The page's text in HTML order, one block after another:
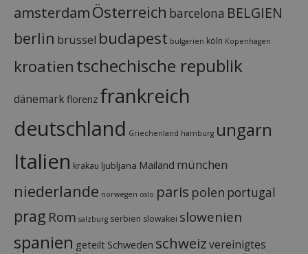
amsterdamÖsterreich barcelona BELGIEN
berlin brüssel budapest bulgarien köln Kopenhagen
kroatien tschechische republik
dänemark florenz frankreich
deutschland Griechenland hamburg ungarn
Italien krakau ljubljana Mailand münchen
niederlande norwegen oslo paris polen portugal
prag Rom salzburg serbien slowakei slowenien
spanien geteilt Schweden schweizvereinigtes